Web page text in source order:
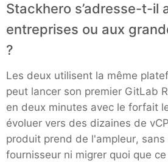
Stackhero s’adresse-t-il
entreprises ou aux
?
Les deux utilisent la même
peut lancer son premier GitLab
en deux minutes avec le forfait
évoluer vers des dizaines de
produit prend de l'ampleur, sans
fournisseur ni migrer quoi que